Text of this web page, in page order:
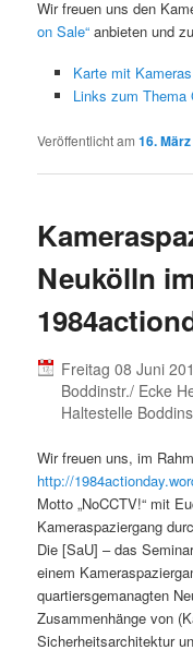
Wir freuen uns den
on Sale“ anbieten und
Karte mit
Links zum Thema
Veröffentlicht am16.
Neukölln
Freitag 08 Juni
Boddinstr./ Ecke
Haltestelle
Wir freuen uns, im
http://
Motto „NoCCTV!“ mit
Kameraspaziergang
Die [SaU] – das
einem
quartiersgemanagten
Zusammenhänge von
Sicherheitsarchitektur